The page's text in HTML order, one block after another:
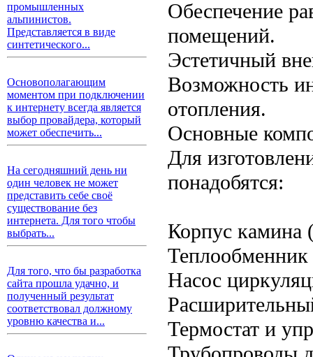
промышленных
альпинистов.
Представляется в виде
синтетического...
Основополагающим
моментом при подключении
к интернету всегда является
выбор провайдера, который
может обеспечить...
На сегодняшний день ни
один человек не может
представить себе своё
существование без
интернета. Для того чтобы
выбрать...
Для того, что бы разработка
сайта прошла удачно, и
полученный результат
соответствовал должному
уровню качества и...
Обеспечение
помещений.
Эстетичный
Возможность
отопления.
Основные
Для
понадобятся:
Корпус камина
Насос
Термостат и